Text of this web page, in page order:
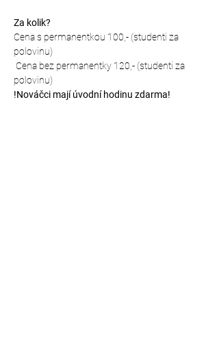
Za kolik?
Cena s permanentkou 100,- (studenti za
polovinu)
polovinu)
!Nováčci mají úvodní hodinu zdarma!